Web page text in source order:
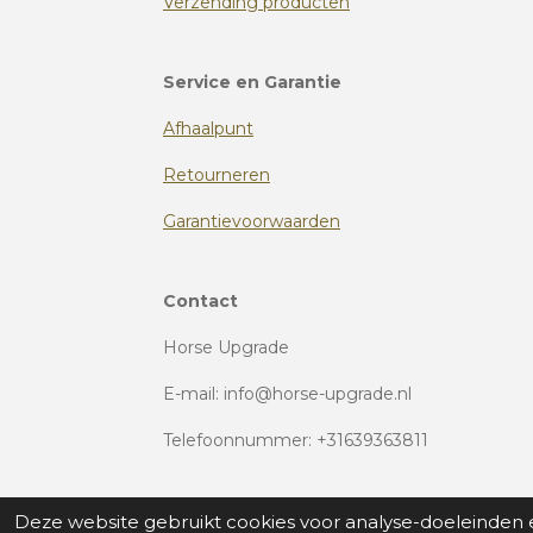
Deze website gebruikt cookies voor analyse-
Service en Garantie
Afhaalpunt
Retourneren
Garantievoorwaarden
Contact
Horse Upgrade
E-mail: info@horse-upgrade.nl
Telefoonnummer: +31639363811